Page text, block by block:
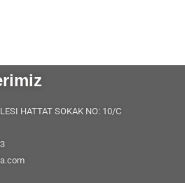
HATTAT SOKAK NO: 10/C